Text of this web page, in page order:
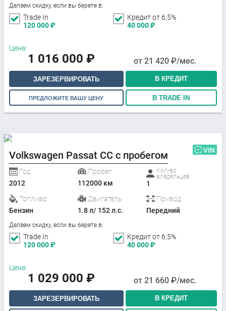
Делаем скидку, если вы берете в:
Trade In
120 000₽
Кредит от 6,5%
40 000₽
Цена:
1 016 000 ₽ от 21 420 ₽/мес.
ЗАРЕЗЕРВИРОВАТЬ В КРЕДИТ
ПРЕДЛОЖИТЕ ВАШУ ЦЕНУ В TRADE IN
Volkswagen Passat CC с пробегом VIN
Год
2012
Пробег
112000 км
Кол-во
владельцев
1
Топливо
Бензин
Двигатель
1.8 л/ 152 л.с.
Привод
Передний
Делаем скидку, если вы берете в:
Trade In
120 000₽
Кредит от 6,5%
40 000₽
Цена:
1 029 000 ₽ от 21 660 ₽/мес.
ЗАРЕЗЕРВИРОВАТЬ В КРЕДИТ